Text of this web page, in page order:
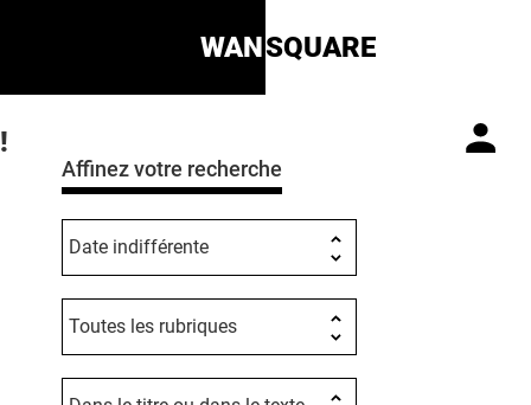
WANSQUARE
!
Affinez votre recherche